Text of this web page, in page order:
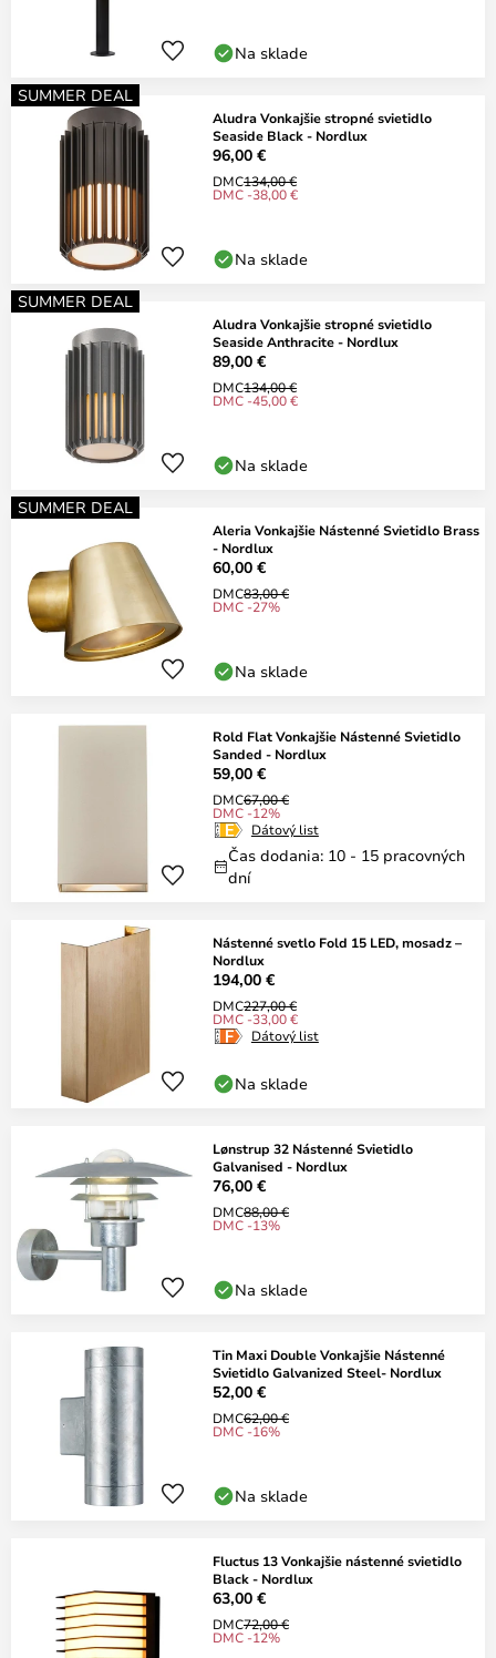
Na sklade
SUMMER DEAL
Aludra Vonkajšie stropné svietidlo
Seaside Black - Nordlux
96,00 €
DMC134,00 €
DMC -38,00 €
Na sklade
SUMMER DEAL
Aludra Vonkajšie stropné svietidlo
Seaside Anthracite - Nordlux
89,00 €
DMC134,00 €
DMC -45,00 €
Na sklade
SUMMER DEAL
Aleria Vonkajšie Nástenné Svietidlo Brass
- Nordlux
60,00 €
DMC83,00 €
DMC -27%
Na sklade
Rold Flat Vonkajšie Nástenné Svietidlo
Sanded - Nordlux
59,00 €
DMC67,00 €
DMC -12%
Dátový list
Čas dodania: 10 - 15 pracovných
dní
Nástenné svetlo Fold 15 LED, mosadz –
Nordlux
194,00 €
DMC227,00 €
DMC -33,00 €
Dátový list
Na sklade
Lønstrup 32 Nástenné Svietidlo
Galvanised - Nordlux
76,00 €
DMC88,00 €
DMC -13%
Na sklade
Tin Maxi Double Vonkajšie Nástenné
Svietidlo Galvanized Steel- Nordlux
52,00 €
DMC62,00 €
DMC -16%
Na sklade
Fluctus 13 Vonkajšie nástenné svietidlo
Black - Nordlux
63,00 €
DMC72,00 €
DMC -12%